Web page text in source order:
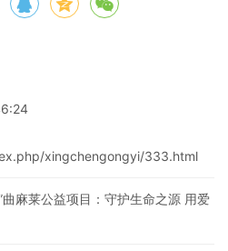
xingchengongyi/333.html
曲麻莱公益项目：守护生命之源 用爱